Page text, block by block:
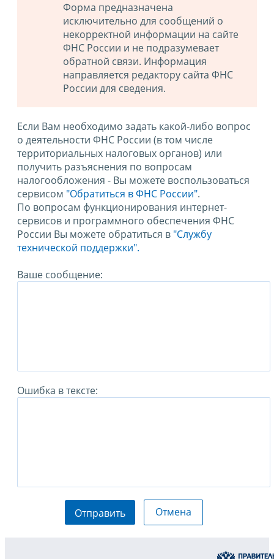
Форма предназначена
исключительно для сообщений о
некорректной информации на сайте
ФНС России и не подразумевает
обратной связи. Информация
направляется редактору сайта ФНС
России для сведения.
Если Вам необходимо задать какой-либо вопрос
о деятельности ФНС России (в том числе
территориальных налоговых органов) или
получить разъяснения по вопросам
налогообложения - Вы можете воспользоваться
сервисом "Обратиться в ФНС России".
По вопросам функционирования интернет-
сервисов и программного обеспечения ФНС
России Вы можете обратиться в "Службу
технической поддержки".
Ваше сообщение:
Ошибка в тексте:
Отправить Отмена